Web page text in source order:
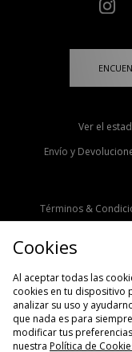
Ver el
Envío y
Términos &
Cookies
Al aceptar todas las
cookies en tu dispositivo
analizar su uso y
que nada es para
modificar tus
nuestra Política de